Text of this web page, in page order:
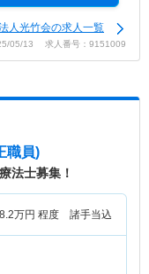
人光竹会の求人一覧
05/13 求人番号：9151009
職員)
法士募集！
万円 程度 諸手当込